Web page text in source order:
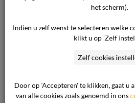
Feestdagen en
De Proeftuin:
Geschillencommissie
krachten
bestuur
het scherm).
Indien u zelf wenst te selecteren welke
klikt u op 'Zelf
Zelf cookies
Door op 'Accepteren' te klikken, gaat u
van alle cookies zoals genoemd in ons